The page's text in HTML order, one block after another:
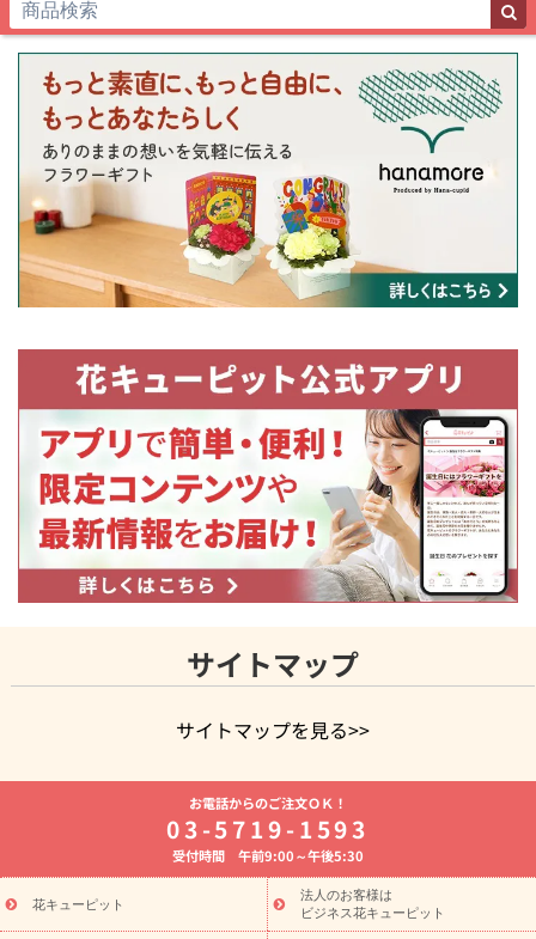
サイトマップ
サイトマップを見る>>
よく贈られる花
お祝いの花特集
誕生日フラワーギフト特集
8月の誕生花(トルコキキョウ)
開店・開業祝い
お供え・お悔やみ お供え・お悔やみの花
通夜・葬儀に贈る花 胡蝶蘭・花鉢
ーブドフラワー
季節のイベント
ひまわり ギフト・プレゼント
特集
お盆 花（新盆・初盆） 季節のイベント
お盆 花（新
お電話からのご注文ＯＫ！
03-5719-1593
受付時間 午前9:00～午後5:30
花キューピット
法人のお客様は
ビジネス花キューピット